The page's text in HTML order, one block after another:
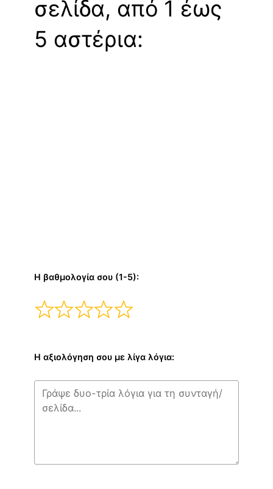
σελίδα, από 1 έως
5 αστέρια:
Η βαθμολογία σου (1-5):
Η αξιολόγηση σου με λίγα λόγια: